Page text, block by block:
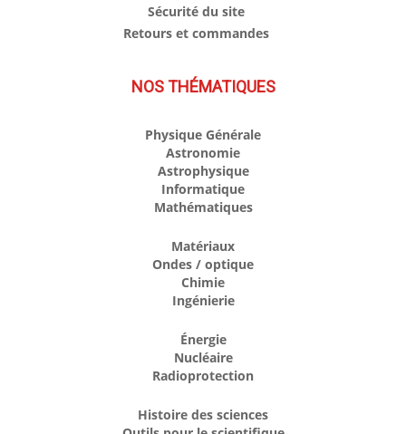
Sécurité du site
Retours et commandes
NOS THÉMATIQUES
Physique Générale
Astronomie
Astrophysique
Informatique
Mathématiques
Matériaux
Ondes / optique
Chimie
Ingénierie
Énergie
Nucléaire
Radioprotection
Histoire des sciences